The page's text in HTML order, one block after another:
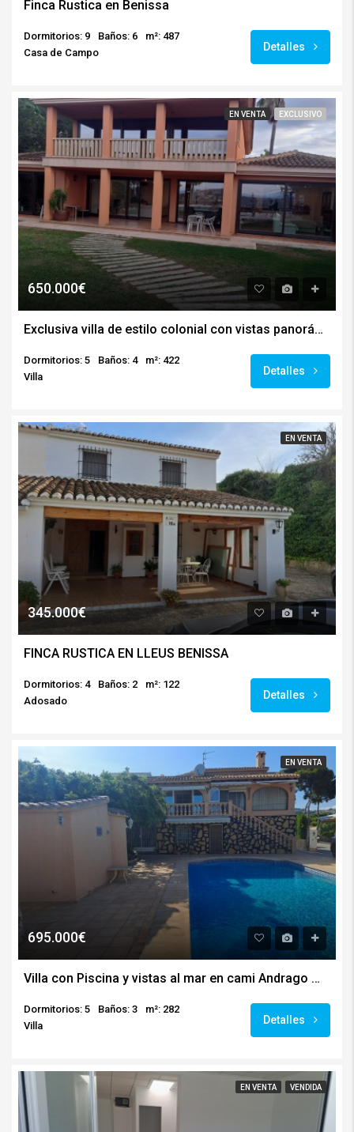
Finca Rustica en Benissa
Dormitorios: 9 Baños: 6
m²: 487
Casa de Campo
Detalles
EN VENTA EXCLUSIVO
650.000€
Exclusiva villa de estilo colonial con vistas panorámicas a Valencia y al mar
Dormitorios: 5 Baños: 4
m²: 422
Villa
Detalles
EN VENTA
345.000€
FINCA RUSTICA EN LLEUS BENISSA
Dormitorios: 4 Baños: 2
m²: 122
Adosado
Detalles
EN VENTA
695.000€
Villa con Piscina y vistas al mar en cami Andrago Moraira Alicante
Dormitorios: 5 Baños: 3
m²: 282
Villa
Detalles
EN VENTA VENDIDA